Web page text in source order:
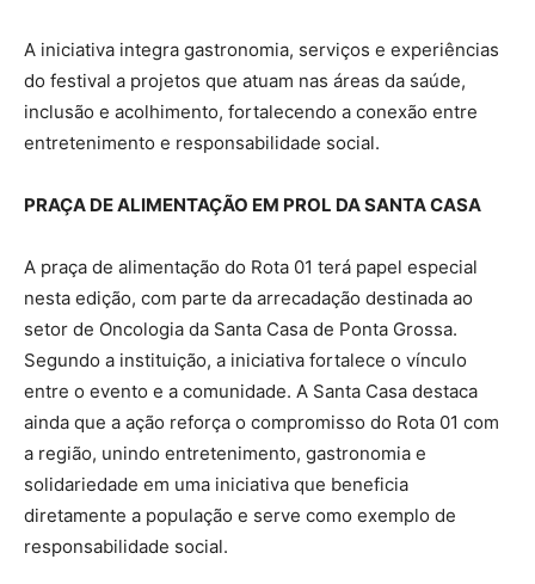
A iniciativa integra gastronomia, serviços e experiências
do festival a projetos que atuam nas áreas da saúde,
inclusão e acolhimento, fortalecendo a conexão entre
entretenimento e responsabilidade social.
PRAÇA DE ALIMENTAÇÃO EM PROL DA SANTA CASA
A praça de alimentação do Rota 01 terá papel especial
nesta edição, com parte da arrecadação destinada ao
setor de Oncologia da Santa Casa de Ponta Grossa.
Segundo a instituição, a iniciativa fortalece o vínculo
entre o evento e a comunidade. A Santa Casa destaca
ainda que a ação reforça o compromisso do Rota 01 com
a região, unindo entretenimento, gastronomia e
solidariedade em uma iniciativa que beneficia
diretamente a população e serve como exemplo de
responsabilidade social.